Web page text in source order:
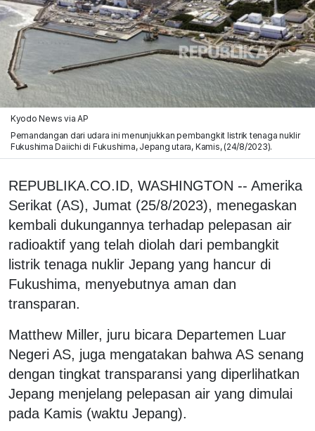
Kyodo News via AP
Pemandangan dari udara ini menunjukkan pembangkit listrik tenaga nuklir
Fukushima Daiichi di Fukushima, Jepang utara, Kamis, (24/8/2023).
REPUBLIKA.CO.ID, WASHINGTON -- Amerika
Serikat (AS), Jumat (25/8/2023), menegaskan
kembali dukungannya terhadap pelepasan air
radioaktif yang telah diolah dari pembangkit
listrik tenaga nuklir Jepang yang hancur di
Fukushima, menyebutnya aman dan
transparan.
Matthew Miller, juru bicara Departemen Luar
Negeri AS, juga mengatakan bahwa AS senang
dengan tingkat transparansi yang diperlihatkan
Jepang menjelang pelepasan air yang dimulai
pada Kamis (waktu Jepang).